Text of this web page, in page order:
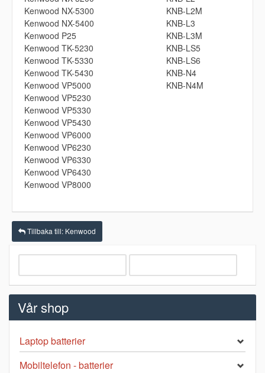
Kenwood NX-5300
Kenwood NX-5400
Kenwood P25
Kenwood TK-5230
Kenwood TK-5330
Kenwood TK-5430
Kenwood VP5000
Kenwood VP5230
Kenwood VP5330
Kenwood VP5430
Kenwood VP6000
Kenwood VP6230
Kenwood VP6330
Kenwood VP6430
Kenwood VP8000
KNB-L2M
KNB-L3
KNB-L3M
KNB-LS5
KNB-LS6
KNB-N4
KNB-N4M
Tillbaka till: Kenwood
Vår shop
Laptop batterier
Mobiltelefon - batterier